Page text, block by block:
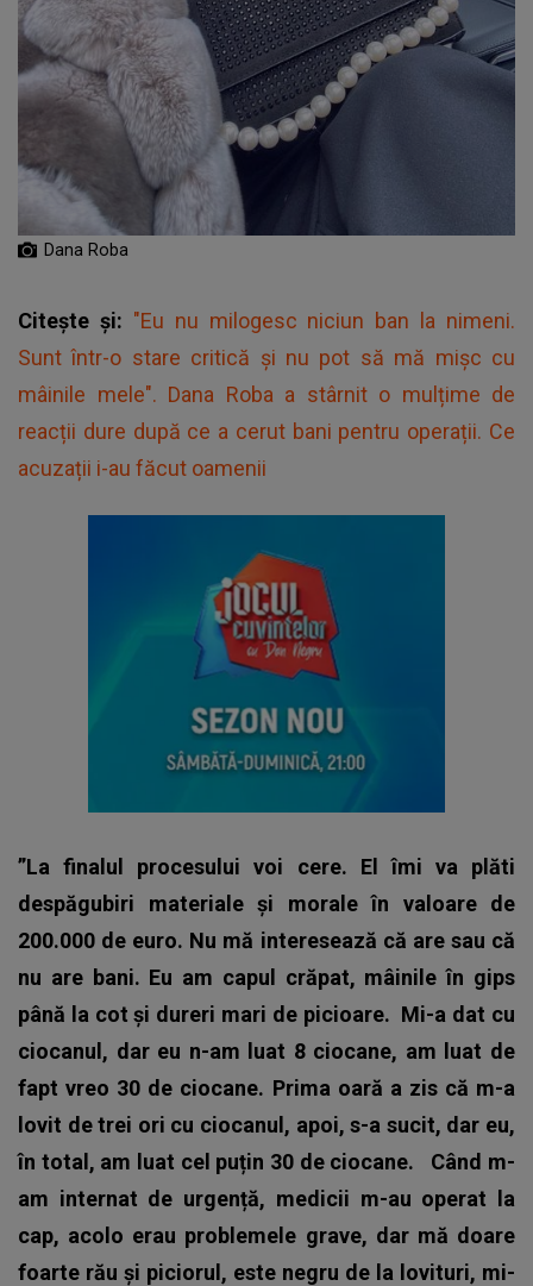
Dana Roba
Citește și: "Eu nu milogesc niciun ban la nimeni.
Sunt într-o stare critică și nu pot să mă mișc cu
mâinile mele". Dana Roba a stârnit o mulțime de
reacții dure după ce a cerut bani pentru operații. Ce
acuzații i-au făcut oamenii
”La finalul procesului voi cere. El îmi va plăti
despăgubiri materiale și morale în valoare de
200.000 de euro. Nu mă interesează că are sau că
nu are bani. Eu am capul crăpat, mâinile în gips
până la cot și dureri mari de picioare. Mi-a dat cu
ciocanul, dar eu n-am luat 8 ciocane, am luat de
fapt vreo 30 de ciocane. Prima oară a zis că m-a
lovit de trei ori cu ciocanul, apoi, s-a sucit, dar eu,
în total, am luat cel puțin 30 de ciocane. Când m-
am internat de urgență, medicii m-au operat la
cap, acolo erau problemele grave, dar mă doare
foarte rău și piciorul, este negru de la lovituri, mi-